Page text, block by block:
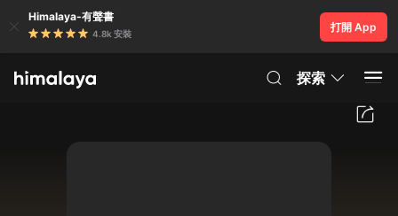
Himalaya-有聲書
4.8k 安裝
打開 App
探索